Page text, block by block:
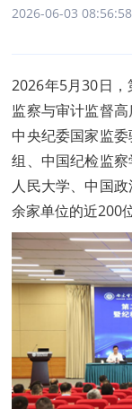
2026-06-03 08:56:58
2026年5月30日
监察与审计监督
中央纪委国家监
组、中国纪检监
人民大学、中国
余家单位的近200